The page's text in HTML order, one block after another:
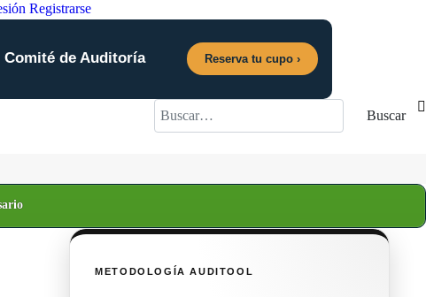
Registrarse
de Auditoría Reserva tu cupo ›
Buscar
Buscar
METODOLOGÍA AUDITOOL